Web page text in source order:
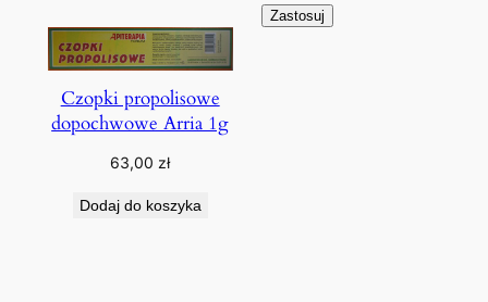
Zastosuj
Czopki propolisowe
dopochwowe Arria 1g
63,00 zł
Dodaj do koszyka